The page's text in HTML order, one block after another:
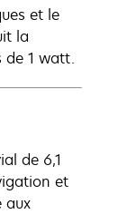
et le
la
de 1 watt.
de 6,1
et
aux